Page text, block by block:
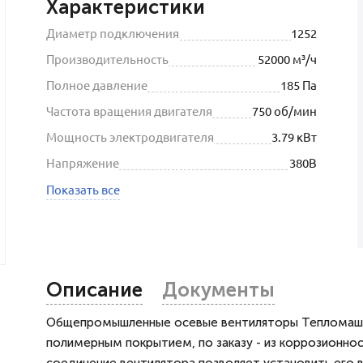
Характеристики
Диаметр подключения
1252
Производительность
52000 м³/ч
Полное давление
185 Па
Частота вращения двигателя
750 об/мин
Мощность электродвигателя
3.79 кВт
Напряжение
380В
Показать все
Описание Документы
Общепромышленные осевые вентиляторы Тепломаш
полимерным покрытием, по заказу - из